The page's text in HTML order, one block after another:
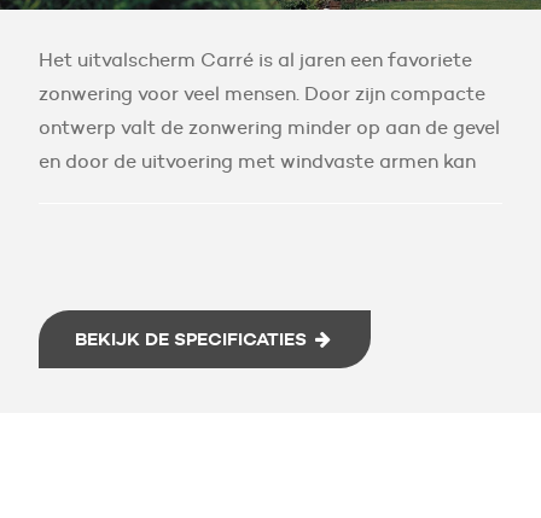
Het uitvalscherm Carré is al jaren een favoriete
zonwering voor veel mensen. Door zijn compacte
ontwerp valt de zonwering minder op aan de gevel
en door de uitvoering met windvaste armen kan
BEKIJK DE SPECIFICATIES